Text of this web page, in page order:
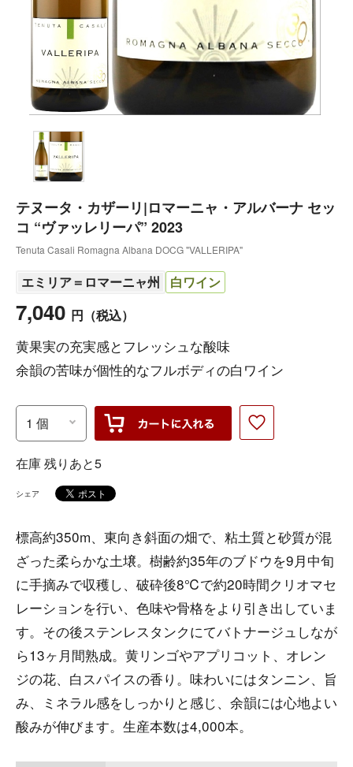
テヌータ・カザーリ|ロマーニャ・アルバーナ セッ
コ “ヴァッレリーパ” 2023
Tenuta Casali Romagna Albana DOCG "VALLERIPA"
エミリア＝ロマーニャ州 白ワイン
7,040 円 （税込）
黄果実の充実感とフレッシュな酸味
余韻の苦味が個性的なフルボディの白ワイン
在庫 残りあと5
シェア
標高約350m、東向き斜面の畑で、粘土質と砂質が混
ざった柔らかな土壌。樹齢約35年のブドウを9月中旬
に手摘みで収穫し、破砕後8℃で約20時間クリオマセ
レーションを行い、色味や骨格をより引き出していま
す。その後ステンレスタンクにてバトナージュしなが
ら13ヶ月間熟成。黄リンゴやアプリコット、オレン
ジの花、白スパイスの香り。味わいにはタンニン、旨
み、ミネラル感をしっかりと感じ、余韻には心地よい
酸みが伸びます。生産本数は4,000本。